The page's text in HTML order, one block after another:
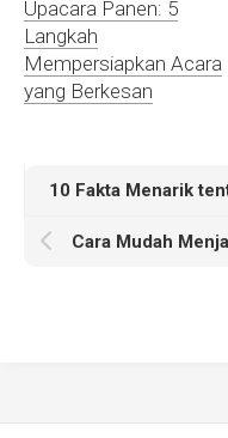
Upacara Panen: 5
Langkah
Mempersiapkan Acara
yang Berkesan